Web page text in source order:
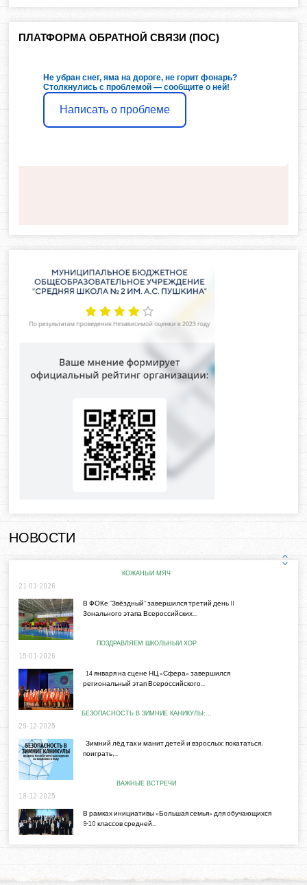
ПЛАТФОРМА ОБРАТНОЙ СВЯЗИ (ПОС)
Не убран снег, яма на дороге, не горит фонарь?
Столкнулись с проблемой — сообщите о ней!
Написать о проблеме
НОВОСТИ
КОЖАНЫЙ МЯЧ
21-01-2026
В ФОКе "Звёздный" завершился третий день II
Зонального этапа Всероссийских...
ПОЗДРАВЛЯЕМ ШКОЛЬНЫЙ ХОР
15-01-2026
14 января на сцене НЦ «Сфера» завершился
региональный этап Всероссийского...
БЕЗОПАСНОСТЬ В ЗИМНИЕ КАНИКУЛЫ:…
29-12-2025
Зимний лёд так и манит детей и взрослых: покататься,
поиграть,...
ВАЖНЫЕ ВСТРЕЧИ
18-12-2025
В рамках инициативы «Большая семья» для обучающихся
9-10 классов средней...
ПУШКИНСКАЯ КАРТА
С 1 января 2026 года обслуживание «Пушкинской карты» переходит от...